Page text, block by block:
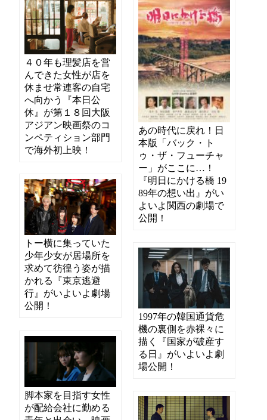
４０年も理髪店を営
んできた女性が店を
休ませ常連客の自宅
へ向かう『本日公
休』が第１８回大阪
アジアン映画祭のコ
ンペティション部門
で海外初上映！
あの時代に戻れ！日
本版「バック・ト
ゥ・ザ・フューチャ
ー」がここに…！
『明日にかける橋 19
89年の想い出』がい
よいよ関西の劇場で
公開！
トー横に集っていた
少年少女が居場所を
求めて彷徨う姿が描
かれる『東京逃避
行』がいよいよ劇場
公開！
1997年の韓国通貨危
機の裏側を赤裸々に
描く『国家が破産す
る日』がいよいよ劇
場公開！
脚本家を目指す女性
が配給会社に勤める